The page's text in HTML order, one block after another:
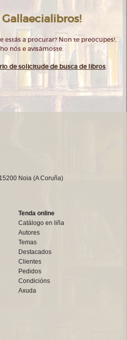
a procurar? Non te preocupes!,
nós e avisámoste.
de solicitude de busca de libros.
Noia (A Coruña)
Tenda online
Catálogo en liña
Autores
Temas
Destacados
Clientes
Pedidos
Condicións
Axuda